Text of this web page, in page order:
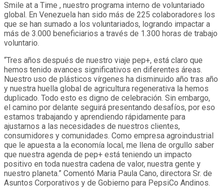
Smile at a Time , nuestro programa interno de voluntariado
global. En Venezuela han sido más de 225 colaboradores los
que se han sumado a los voluntariados, logrando impactar a
más de 3.000 beneficiarios a través de 1.300 horas de trabajo
voluntario.
“Tres años después de nuestro viaje pep+, está claro que
hemos tenido avances significativos en diferentes áreas.
Nuestro uso de plásticos vírgenes ha disminuido año tras año
y nuestra huella global de agricultura regenerativa la hemos
duplicado. Todo esto es digno de celebración. Sin embargo,
el camino por delante seguirá presentando desafíos, por eso
estamos trabajando y aprendiendo rápidamente para
ajustarnos a las necesidades de nuestros clientes,
consumidores y comunidades. Como empresa agroindustrial
que le apuesta a la economía local, me llena de orgullo saber
que nuestra agenda de pep+ está teniendo un impacto
positivo en toda nuestra cadena de valor, nuestra gente y
nuestro planeta.” Comentó Maria Paula Cano, directora Sr. de
Asuntos Corporativos y de Gobierno para PepsiCo Andinos.